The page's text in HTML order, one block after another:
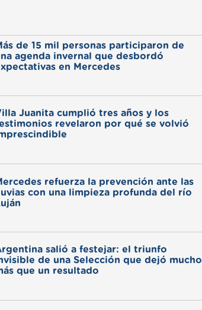
de 15 mil personas participaron de
agenda invernal que desbordó
en Mercedes
Juanita cumplió tres años y los
revelaron por qué se volvió
refuerza la prevención ante las
lluvias con una limpieza profunda del río
salió a festejar: el triunfo
de una Selección que dejó mucho
que un resultado